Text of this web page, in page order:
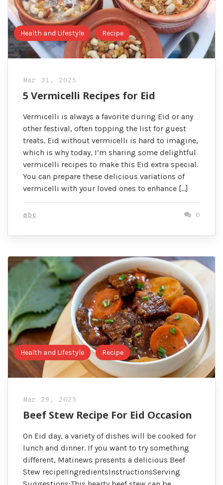
Health and Lifestyle Recipe
Mar 31, 2025
5 Vermicelli Recipes for Eid
Vermicelli is always a favorite during Eid or any
other festival, often topping the list for guest
treats. Eid without vermicelli is hard to imagine,
which is why today, I’m sharing some delightful
vermicelli recipes to make this Eid extra special.
You can prepare these delicious variations of
vermicelli with your loved ones to enhance […]
abc 0
Health and Lifestyle Recipe
Mar 29, 2025
Beef Stew Recipe For Eid Occasion
On Eid day, a variety of dishes will be cooked for
lunch and dinner. If you want to try something
different, Matinews presents a delicious Beef
Stew recipe!IngredientsInstructionsServing